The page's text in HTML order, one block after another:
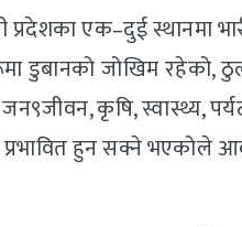
एक–दुई स्थानमा
डुबानको जोखिम रहेको,
कृषि, स्वास्थ्य,
हुन सक्ने भएकोले